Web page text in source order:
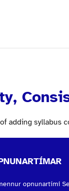
adding syllabus
opnunartími